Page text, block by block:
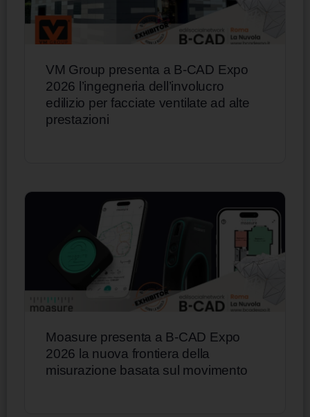
VM Group presenta a B-CAD Expo
2026 l’ingegneria dell’involucro
edilizio per facciate ventilate ad alte
prestazioni
Moasure presenta a B-CAD Expo
2026 la nuova frontiera della
misurazione basata sul movimento